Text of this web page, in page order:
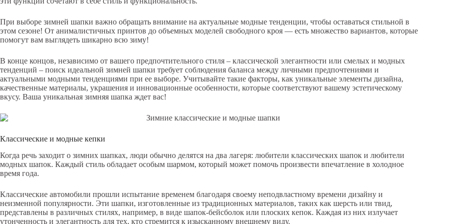
При выборе зимней шапки важно обращать внимание на актуальные модные тенденции, чтобы оставаться стильной в
этом сезоне! От анималистичных принтов до объемных моделей свободного кроя — есть множество вариантов, которые
помогут вам выглядеть шикарно всю зиму!
В конце концов, независимо от вашего предпочтительного стиля – классической элегантности или смелых и модных
тенденций – поиск идеальной зимней шапки требует соблюдения баланса между личными предпочтениями и
актуальными модными тенденциями при ее выборе. Учитывайте такие факторы, как уникальные элементы дизайна,
качественные материалы, украшения и инновационные особенности, которые соответствуют вашему эстетическому
вкусу. Ваша уникальная зимняя шапка ждет вас!
Классические и модные кепки
Когда речь заходит о зимних шапках, люди обычно делятся на два лагеря: любители классических шапок и любители
модных шапок. Каждый стиль обладает особым шармом, который может помочь произвести впечатление в холодное
время года.
Классические автомобили прошли испытание временем благодаря своему неподвластному времени дизайну и
неизменной популярности. Эти шапки, изготовленные из традиционных материалов, таких как шерсть или твид,
представлены в различных стилях, например, в виде шапок-бейсболок или плоских кепок. Каждая из них излучает
утонченность и элегантность для тех, кто стремится к изысканному внешнему виду.